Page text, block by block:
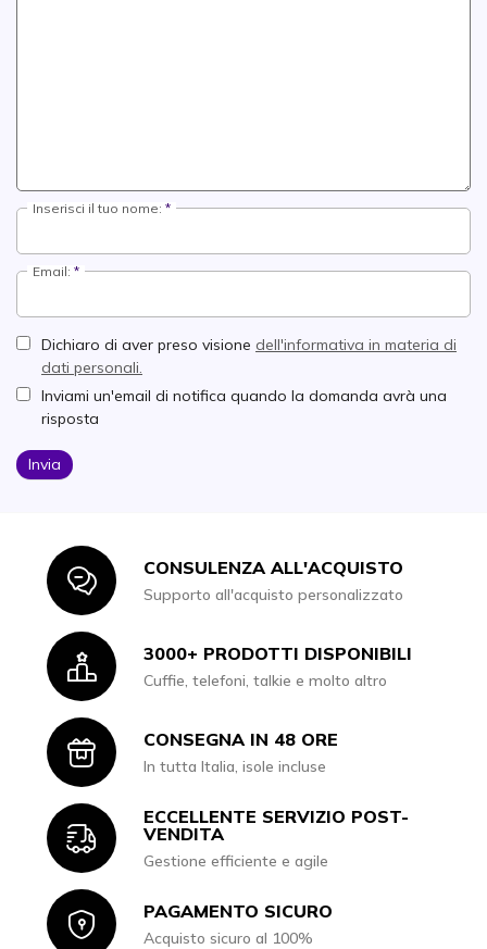
Inserisci il tuo nome:
Email:
Dichiaro di aver preso visione dell'informativa in materia di
dati personali.
Inviami un'email di notifica quando la domanda avrà una
risposta
Invia
IconCONSULENZA ALL'ACQUISTO
Supporto all'acquisto personalizzato
Icon3000+ PRODOTTI DISPONIBILI
Cuffie, telefoni, talkie e molto altro
IconCONSEGNA IN 48 ORE
In tutta Italia, isole incluse
Icon
ECCELLENTE SERVIZIO POST-
VENDITA
Gestione efficiente e agile
IconPAGAMENTO SICURO
Acquisto sicuro al 100%